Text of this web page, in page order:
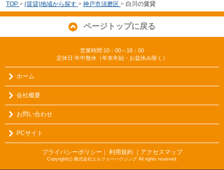
TOP > (賃貸)地域から探す > 神戸市須磨区 > 白川の賃貸
ページトップに戻る
営業時間:10：00～18：00
定休日:年中無休（年末年始・お盆休み除く）
ホーム
会社概要
お問い合わせ
PCサイト
プライバシーポリシー ｜ 利用規約 ｜アクセスマップ
Copyright(c) 株式会社エルフォーハウジング All rights reserved.